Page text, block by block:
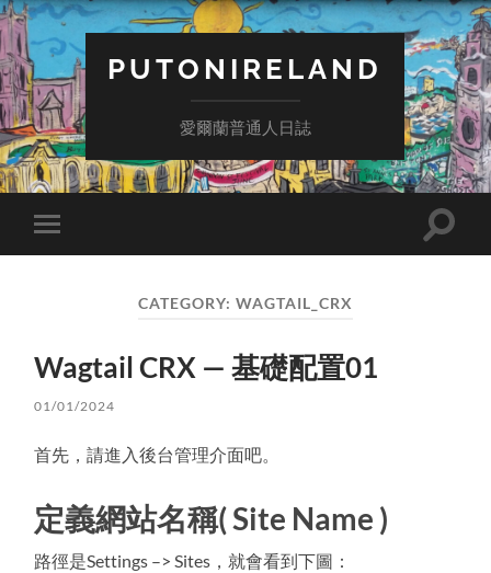
PUTONIRELAND
愛爾蘭普通人日誌
Toggle
mobile
Toggle
CATEGORY: WAGTAIL_CRX
Wagtail CRX — 基礎配置01
01/01/2024
首先，請進入後台管理介面吧。
定義網站名稱( Site Name )
路徑是Settings –> Sites，就會看到下圖：